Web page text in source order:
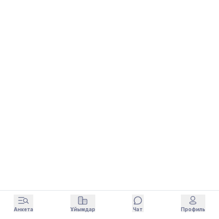
Анкета Ұйымдар Чат Профиль